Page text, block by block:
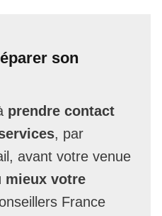
son
prendre contact
, par
avant votre venue
mieux votre
France